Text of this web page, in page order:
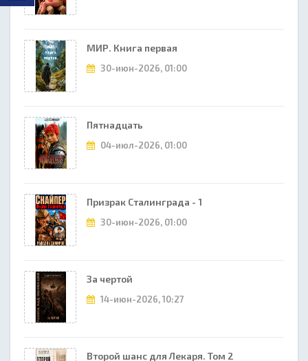
МИР. Книга первая
30-июн-2026, 01:00
Пятнадцать
04-июл-2026, 01:00
Призрак Сталинграда - 1
30-июн-2026, 01:00
За чертой
14-июн-2026, 10:27
Второй шанс для Лекаря. Том 2